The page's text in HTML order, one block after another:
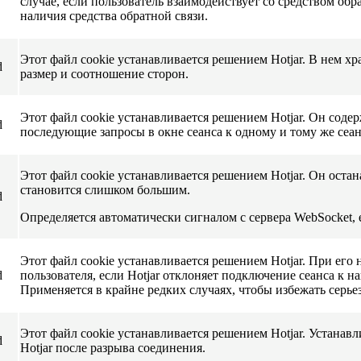
наличия средства обратной связи.
Этот файл cookie устанавливается решением Hotjar. В нем
размер и соотношение сторон.
Этот файл cookie устанавливается решением Hotjar. Он
последующие запросы в окне сеанса к одному и тому же
Этот файл cookie устанавливается решением Hotjar. Он
становится слишком большим.
Определяется автоматически сигналом с сервера
Этот файл cookie устанавливается решением Hotjar. При его
пользователя, если Hotjar отклоняет подключение сеанса к
Применяется в крайне редких случаях, чтобы избежать
Этот файл cookie устанавливается решением Hotjar.
Hotjar после разрыва соединения.